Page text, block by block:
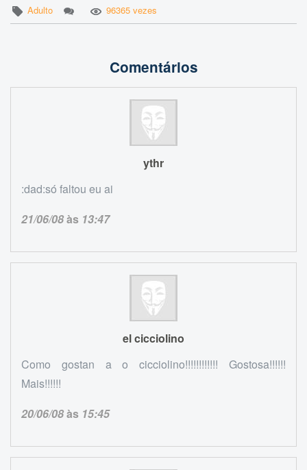
Adulto 96365 vezes
Comentários
ythr
:dad:só faltou eu ai
21/06/08às 13:47
el cicciolino
Como gostan a o cicciolino!!!!!!!!!!!! Gostosa!!!!!!
Mais!!!!!!
20/06/08às 15:45